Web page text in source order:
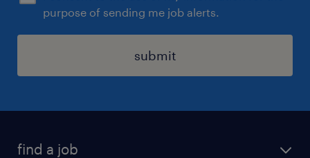
purpose of sending me job alerts.
submit
find a job